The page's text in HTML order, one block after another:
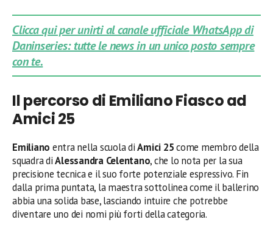
Clicca qui per unirti al canale ufficiale WhatsApp di
Daninseries: tutte le news in un unico posto sempre
con te.
Il percorso di Emiliano Fiasco ad
Amici 25
Emiliano entra nella scuola diAmici 25come membro della
squadra diAlessandra Celentano, che lo nota per la sua
precisione tecnica e il suo forte potenziale espressivo. Fin
dalla prima puntata, la maestra sottolinea come il ballerino
abbia una solida base, lasciando intuire che potrebbe
diventare uno dei nomi più forti della categoria.